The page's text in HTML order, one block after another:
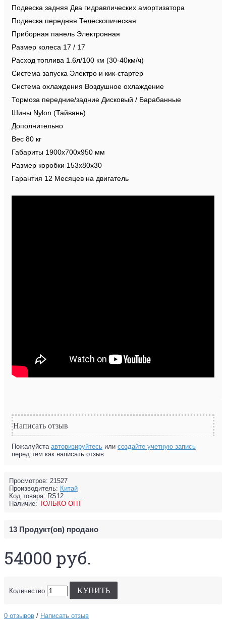
Подвеска задняя Два гидравлических амортизатора
Подвеска передняя Телескопическая
Приборная панель Электронная
Размер колеса 17 / 17
Расход топлива 1.6л/100 км (30-40км/ч)
Система запуска Электро и кик-стартер
Система охлаждения Воздушное охлаждение
Тормоза передние/задние Дисковый / Барабанные
Шины Nylon (Тайвань)
Дополнительно
Вес 80 кг
Габариты 1900х700х950 мм
Размер коробки 153х80х30
Гарантия 12 Месяцев на двигатель
Написать отзыв
Пожалуйста авторизируйтесь или создайте учетную запись
перед тем как написать отзыв
Просмотров: 21527
Производитель: Китай
Код товара: RS12
Наличие: ТОЛЬКО ОПТ
13 Продукт(ов) продано
54000 руб.
Количество КУПИТЬ
0 отзывов / Написать отзыв